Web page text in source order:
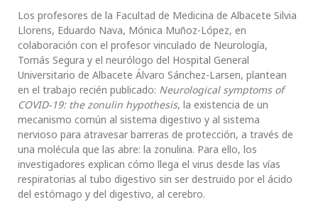
Los profesores de la Facultad de Medicina de Albacete Silvia
Llorens, Eduardo Nava, Mónica Muñoz-López, en
colaboración con el profesor vinculado de Neurología,
Tomás Segura y el neurólogo del Hospital General
Universitario de Albacete Álvaro Sánchez-Larsen, plantean
en el trabajo recién publicado: Neurological symptoms of
COVID-19: the zonulin hypothesis, la existencia de un
mecanismo común al sistema digestivo y al sistema
nervioso para atravesar barreras de protección, a través de
una molécula que las abre: la zonulina. Para ello, los
investigadores explican cómo llega el virus desde las vías
respiratorias al tubo digestivo sin ser destruido por el ácido
del estómago y del digestivo, al cerebro.